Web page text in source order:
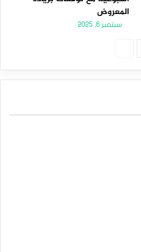
المعروض
سبتمبر 6, 2025